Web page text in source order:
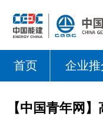
首页 企业推
【中国青年网